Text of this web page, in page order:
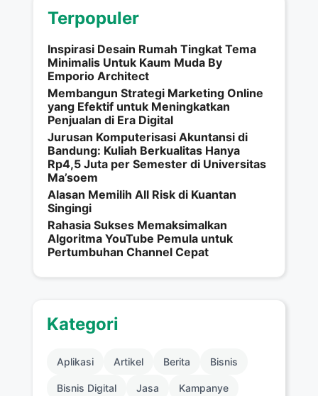
Terpopuler
Inspirasi Desain Rumah Tingkat Tema
Minimalis Untuk Kaum Muda By
Emporio Architect
Membangun Strategi Marketing Online
yang Efektif untuk Meningkatkan
Penjualan di Era Digital
Jurusan Komputerisasi Akuntansi di
Bandung: Kuliah Berkualitas Hanya
Rp4,5 Juta per Semester di Universitas
Ma’soem
Alasan Memilih All Risk di Kuantan
Singingi
Rahasia Sukses Memaksimalkan
Algoritma YouTube Pemula untuk
Pertumbuhan Channel Cepat
Kategori
Aplikasi Artikel Berita Bisnis
Bisnis Digital Jasa Kampanye